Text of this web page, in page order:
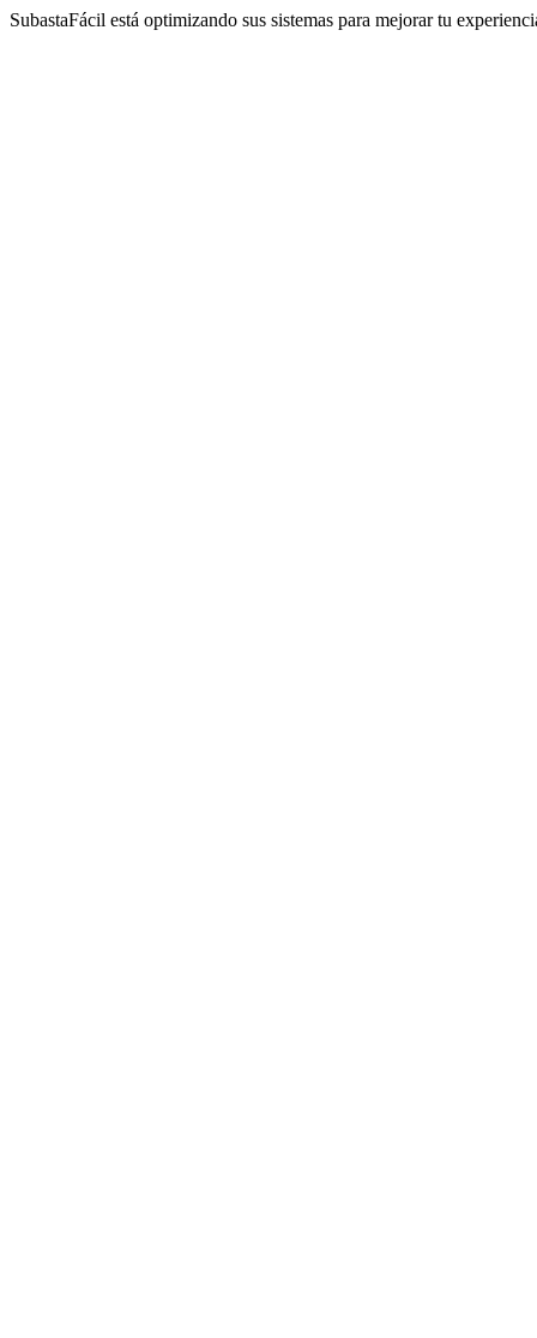
SubastaFácil está optimizando sus sistemas para mejorar tu